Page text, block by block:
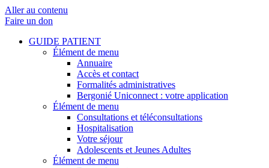
Aller au contenu
Faire un don
GUIDE PATIENT
Élément de menu
Annuaire
Accès et contact
Formalités administratives
Bergonié Uniconnect : votre application
Élément de menu
Consultations et téléconsultations
Hospitalisation
Votre séjour
Adolescents et Jeunes Adultes
Élément de menu